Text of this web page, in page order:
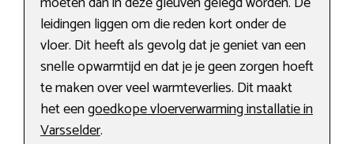
leidingen liggen om die reden kort onder de
vloer. Dit heeft als gevolg dat je geniet van een
snelle opwarmtijd en dat je je geen zorgen hoeft
te maken over veel warmteverlies. Dit maakt
het eengoedkope vloerverwarming installatie in
Varsselder.